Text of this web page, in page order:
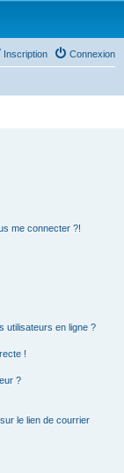
Connexion
Inscription
me connecter ?!
utilisateurs en ligne ?
!
?
le lien de courrier